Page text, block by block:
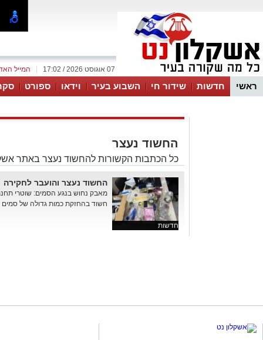
המייל 07 אוגוסט 2026 / 17:02
ראשי חדשות שידור חי השבוע בעיר וידאו ספורט
החשוד נעצר
כל הכתבות הקשורות להחשוד נעצר באתר
חדשות
החשוד נעצר והועבר לחקירה
מאבק נחוש בנגע הסמים: שוטרי
חשוד בהחזקת כמות גדולה של סמים